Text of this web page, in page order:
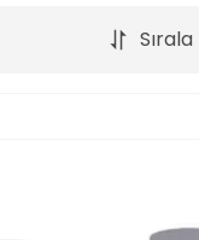
Sırala